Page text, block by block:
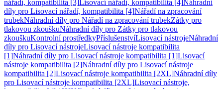
nářadí, kompatibilita [3]Lisovací nářadí, kompatibilita [4]Náhradní
díly pro Lisovací nářadí, kompatibilita [4]Nářadí na zpracování
trubekNáhradní díly pro Nářadí na zpracování trubekZátky pro
tlakovou zkouškuNáhradní díly pro Zátky pro tlakovou
zkouškuKontrolní prostředkyPříslušenstvíLisovací nástrojeNáhradní
díly pro Lisovací nástrojeLisovací nástroje kompatibilita
[1]Náhradní díly pro Lisovací nástroje kompatibilita [1]Lisovací
nástroje kompatibilita [2]Náhradní díly pro Lisovací nástroje
kompatibilita [2]Lisovací nástroje kompatibilita [2XL]Náhradní díly
pro Lisovací nástroje kompatibilita [2XL]Lisovací nástroje,